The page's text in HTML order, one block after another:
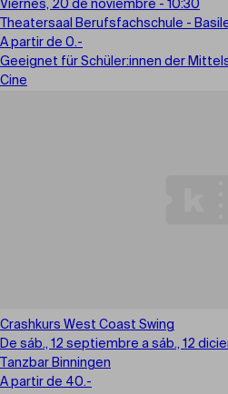
Viernes, 20 de noviembre - 10:30
Theatersaal Berufsfachschule -
A partir de 0.-
Geeignet für Schüler:innen der
Cine
Crashkurs West Coast Swing
De sáb., 12 septiembre a sáb., 12
Tanzbar Binningen
A partir de 40.-